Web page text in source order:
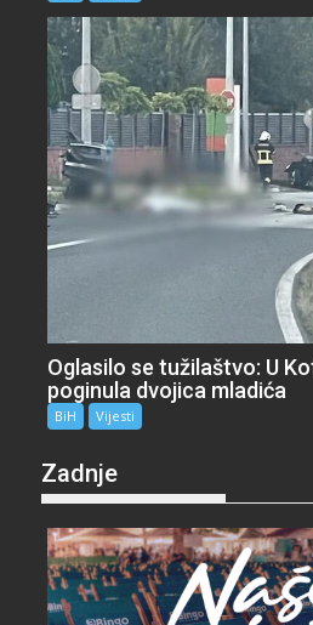
Oglasilo se tužilaštvo: U
poginula dvojica mladića
BiH Vijesti
Zadnje